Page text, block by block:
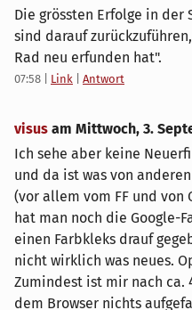
Die grössten Erfolge in der
sind darauf
Rad neu erfunden hat".
07:58 Link Antwort
visus am Mittwoch, 3.
Ich sehe aber keine
und da ist was von
(vor allem vom FF und von
hat man noch die Google-
einen Farbkleks drauf
nicht wirklich was neues.
Zumindest ist mir nach
dem Browser nichts